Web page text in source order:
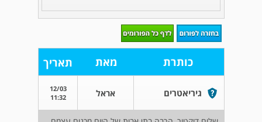
כותרת מאת תאריך
גיריאטרים אראל
12/03
11:32